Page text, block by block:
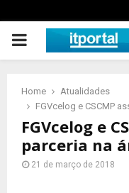
PRIMARY
Home
Atualidades
FGVcelog e CSCMP
FGVcelog e
parceria na
21 de março de 2018